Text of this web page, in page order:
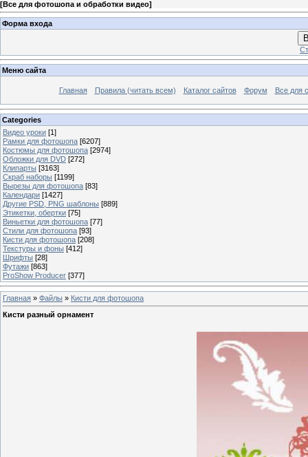
[Все для фотошопа и обработки видео]
Форма входа
Меню сайта
Главная Правила (читать всем) Каталог сайтов Форум Все для
Categories
Видео уроки [1]
Рамки для фотошопа [6207]
Костюмы для фотошопа [2974]
Обложки для DVD [272]
Клипарты [3163]
Скраб наборы [1199]
Вырезы для фотошопа [83]
Календари [1427]
Другие PSD, PNG шаблоны [889]
Этикетки, обертки [75]
Виньетки для фотошопа [77]
Стили для фотошопа [93]
Кисти для фотошопа [208]
Текстуры и фоны [412]
Шрифты [28]
Футажи [863]
ProShow Producer [377]
Главная » Файлы » Кисти для фотошопа
Кисти разный орнамент